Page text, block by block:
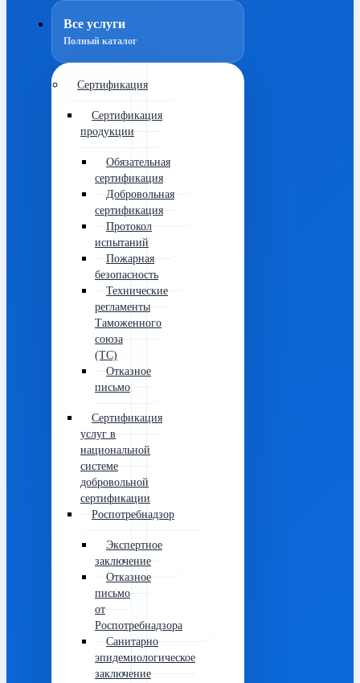
Все услуги
Полный каталог
Сертификация
Сертификация
продукции
Обязательная
сертификация
Добровольная
сертификация
Протокол
испытаний
Пожарная
безопасность
Технические
регламенты
Таможенного
союза
(ТС)
Отказное
письмо
Сертификация
услуг в
национальной
системе
добровольной
сертификации
Роспотребнадзор
Экспертное
заключение
Отказное
письмо
от
Роспотребнадзора
Санитарно
эпидемиологическое
заключение